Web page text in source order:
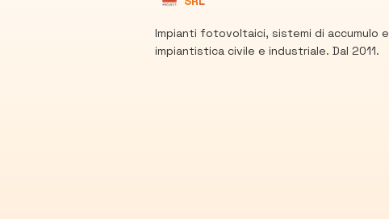
Impianti fotovoltaici, sistemi di accumulo e
impiantistica civile e industriale. Dal 2011.